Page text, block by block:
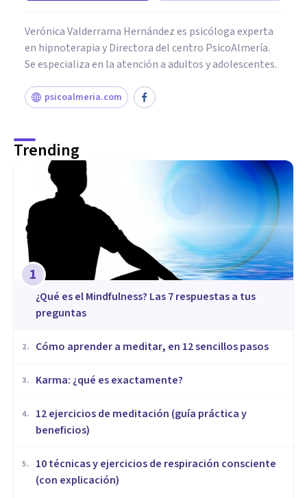
Verónica Valderrama Hernández es psicóloga experta
en hipnoterapia y Directora del centro PsicoAlmería.
Se especializa en la atención a adultos y adolescentes.
psicoalmeria.com
Trending
1
¿Qué es el Mindfulness? Las 7 respuestas a tus
preguntas
2. Cómo aprender a meditar, en 12 sencillos pasos
3. ​Karma: ¿qué es exactamente?
4.
12 ejercicios de meditación (guía práctica y
beneficios)
5.
10 técnicas y ejercicios de respiración consciente
(con explicación)